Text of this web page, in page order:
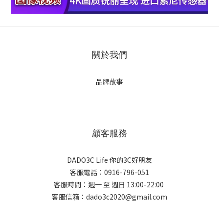
關於我們
品牌故事
顧客服務
DADO3C Life 你的3C好朋友
客服電話：0916-796-051
客服時間：週一 至 週日 13:00-22:00
客服信箱：dado3c2020@gmail.com